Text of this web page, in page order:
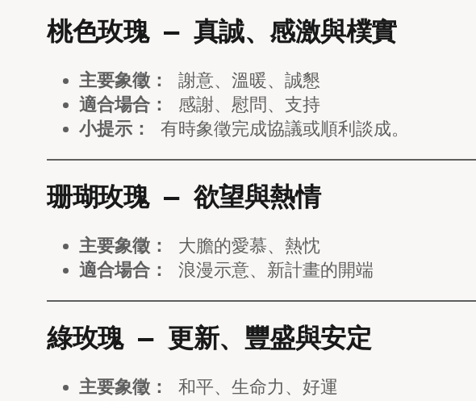
桃色玫瑰 — 真誠、感激與樸實
主要象徵：
謝意、溫暖、誠懇
適合場合：
感謝、慰問、支持
小提示：
有時象徵完成協議或順利談成。
珊瑚玫瑰 — 欲望與熱情
主要象徵：
大膽的愛慕、熱忱
適合場合：
浪漫示意、新計畫的開端
綠玫瑰 — 更新、豐盛與安定
主要象徵：
和平、生命力、好運